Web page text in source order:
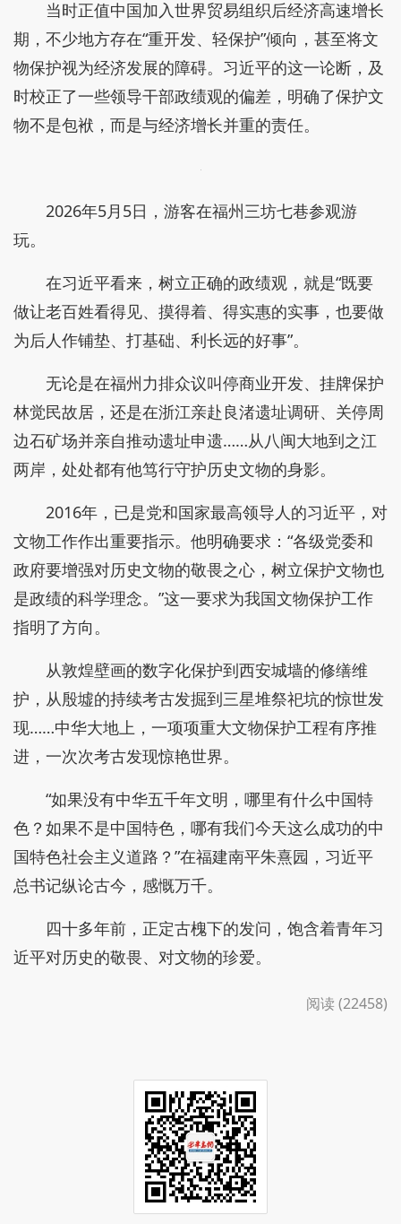
当时正值中国加入世界贸易组织后经济高速增长
期，不少地方存在“重开发、轻保护”倾向，甚至将文
物保护视为经济发展的障碍。习近平的这一论断，及
时校正了一些领导干部政绩观的偏差，明确了保护文
物不是包袱，而是与经济增长并重的责任。
2026年5月5日，游客在福州三坊七巷参观游
玩。
在习近平看来，树立正确的政绩观，就是“既要
做让老百姓看得见、摸得着、得实惠的实事，也要做
为后人作铺垫、打基础、利长远的好事”。
无论是在福州力排众议叫停商业开发、挂牌保护
林觉民故居，还是在浙江亲赴良渚遗址调研、关停周
边石矿场并亲自推动遗址申遗……从八闽大地到之江
两岸，处处都有他笃行守护历史文物的身影。
2016年，已是党和国家最高领导人的习近平，对
文物工作作出重要指示。他明确要求：“各级党委和
政府要增强对历史文物的敬畏之心，树立保护文物也
是政绩的科学理念。”这一要求为我国文物保护工作
指明了方向。
从敦煌壁画的数字化保护到西安城墙的修缮维
护，从殷墟的持续考古发掘到三星堆祭祀坑的惊世发
现……中华大地上，一项项重大文物保护工程有序推
进，一次次考古发现惊艳世界。
“如果没有中华五千年文明，哪里有什么中国特
色？如果不是中国特色，哪有我们今天这么成功的中
国特色社会主义道路？”在福建南平朱熹园，习近平
总书记纵论古今，感慨万千。
四十多年前，正定古槐下的发问，饱含着青年习
近平对历史的敬畏、对文物的珍爱。
阅读 (22458)